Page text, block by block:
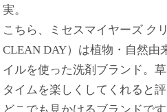
実。
こちら、ミセスマイヤーズ ク
CLEAN DAY）は植物・自然由
イルを使った洗剤ブランド。
タイムを楽しくしてくれると